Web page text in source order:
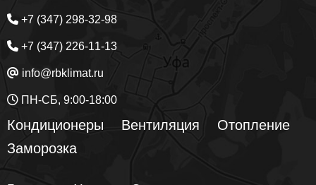
+7 (347) 298-32-98
+7 (347) 226-11-13
info@rbklimat.ru
ПН-СБ, 9:00-18:00
Кондиционеры Вентиляция
Отопление
Заморозка